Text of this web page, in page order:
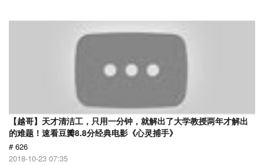
【越哥】天才清洁工，只用一分钟，就解出了大学教授两年才解出
的难题！速看豆瓣8.8分经典电影《心灵捕手》
# 626
2018-10-23 07:35